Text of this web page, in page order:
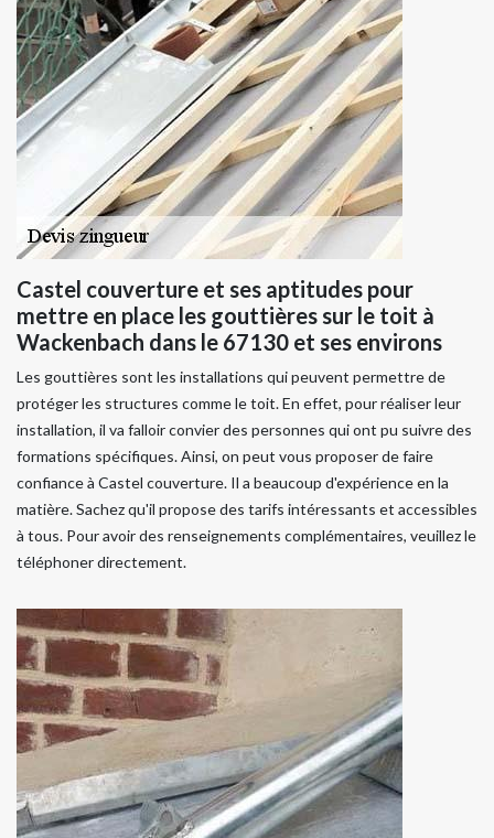
Castel couverture et ses aptitudes pour
mettre en place les gouttières sur le toit à
Wackenbach dans le 67130 et ses environs
Les gouttières sont les installations qui peuvent permettre de
protéger les structures comme le toit. En effet, pour réaliser leur
installation, il va falloir convier des personnes qui ont pu suivre des
formations spécifiques. Ainsi, on peut vous proposer de faire
confiance à Castel couverture. Il a beaucoup d'expérience en la
matière. Sachez qu'il propose des tarifs intéressants et accessibles
à tous. Pour avoir des renseignements complémentaires, veuillez le
téléphoner directement.